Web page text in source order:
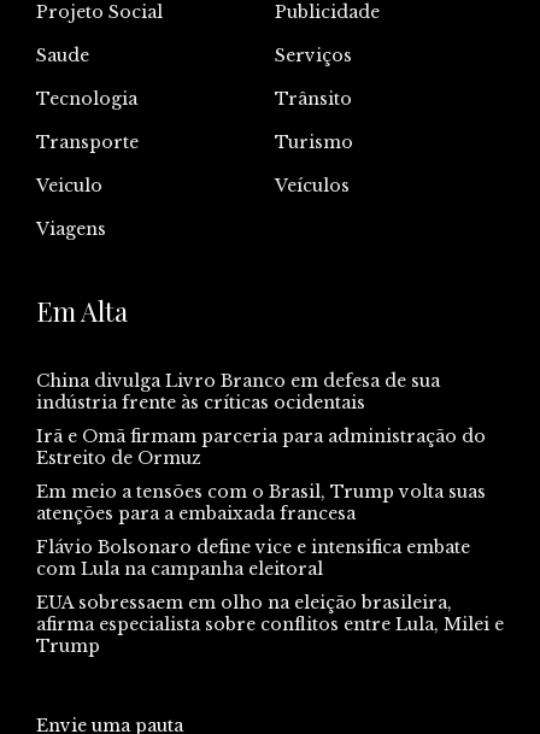
Projeto Social
Publicidade
Saude
Serviços
Tecnologia
Trânsito
Transporte
Turismo
Veiculo
Veículos
Viagens
Em Alta
China divulga Livro Branco em defesa de sua
indústria frente às críticas ocidentais
Irã e Omã firmam parceria para administração do
Estreito de Ormuz
Em meio a tensões com o Brasil, Trump volta suas
atenções para a embaixada francesa
Flávio Bolsonaro define vice e intensifica embate
com Lula na campanha eleitoral
EUA sobressaem em olho na eleição brasileira,
afirma especialista sobre conflitos entre Lula, Milei e
Trump
Envie uma pauta